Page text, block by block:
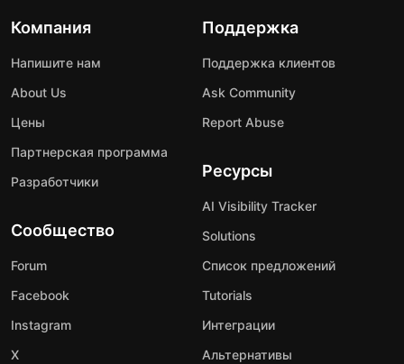
Компания
Напишите нам
About Us
Цены
Партнерская программа
Разработчики
Сообщество
Forum
Facebook
Instagram
X
Поддержка
Поддержка клиентов
Ask Community
Report Abuse
Ресурсы
AI Visibility Tracker
Solutions
Список предложений
Tutorials
Интеграции
Альтернативы